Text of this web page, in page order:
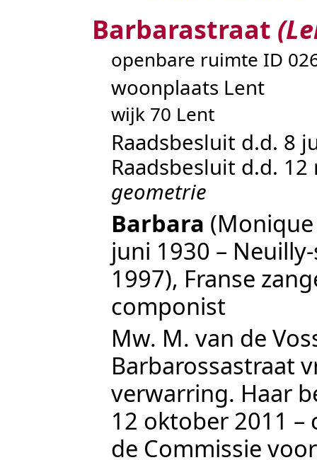
Barbarastraat
openbare ruimte ID
woonplaats Lent
wijk 70 Lent
Raadsbesluit d.d. 8
Raadsbesluit d.d.
geometrie
Barbara
juni 1930 –
1997), Franse
componist
Mw. M. van de
Barbarossastraat
verwarring. Haar
12 oktober 2011 –
de Commissie